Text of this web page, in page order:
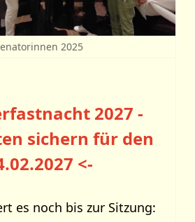
2025
2027 -
sichern für den
<-
es noch bis zur Sitzung: